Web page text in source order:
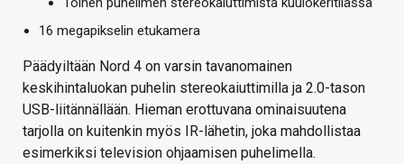
16 megapikselin etukamera
Päädyiltään Nord 4 on varsin tavanomainen
keskihintaluokan puhelin stereokaiuttimilla ja 2.0-tason
USB-liitännällään. Hieman erottuvana ominaisuutena
tarjolla on kuitenkin myös IR-lähetin, joka mahdollistaa
esimerkiksi television ohjaamisen puhelimella.